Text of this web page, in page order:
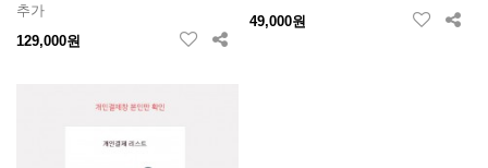
추가
129,000원
49,000원